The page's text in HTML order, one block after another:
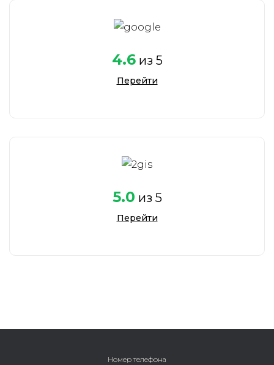
4.6из 5
Перейти
5.0 из 5
Перейти
Номер телефона